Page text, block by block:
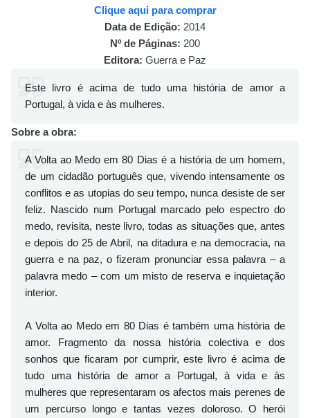
Clique aqui para comprar
Data de Edição: 2014
Nº de Páginas: 200
Editora: Guerra e Paz
Este livro é acima de tudo uma história de amor a
Portugal, à vida e às mulheres.
Sobre a obra:
A Volta ao Medo em 80 Dias é a história de um homem,
de um cidadão português que, vivendo intensamente os
conflitos e as utopias do seu tempo, nunca desiste de ser
feliz. Nascido num Portugal marcado pelo espectro do
medo, revisita, neste livro, todas as situações que, antes
e depois do 25 de Abril, na ditadura e na democracia, na
guerra e na paz, o fizeram pronunciar essa palavra – a
palavra medo – com um misto de reserva e inquietação
interior.
A Volta ao Medo em 80 Dias é também uma história de
amor. Fragmento da nossa história colectiva e dos
sonhos que ficaram por cumprir, este livro é acima de
tudo uma história de amor a Portugal, à vida e às
mulheres que representaram os afectos mais perenes de
um percurso longo e tantas vezes doloroso. O herói